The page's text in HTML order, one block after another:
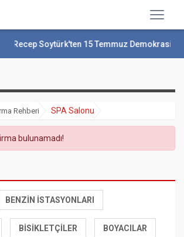
Recep Soytürk'ten 15 Temmuz Demokrasi
Rehberi SPA Salonu
bulunamadı!
BENZIN İSTASYONLARI
BISIKLETÇILER BOYACILAR